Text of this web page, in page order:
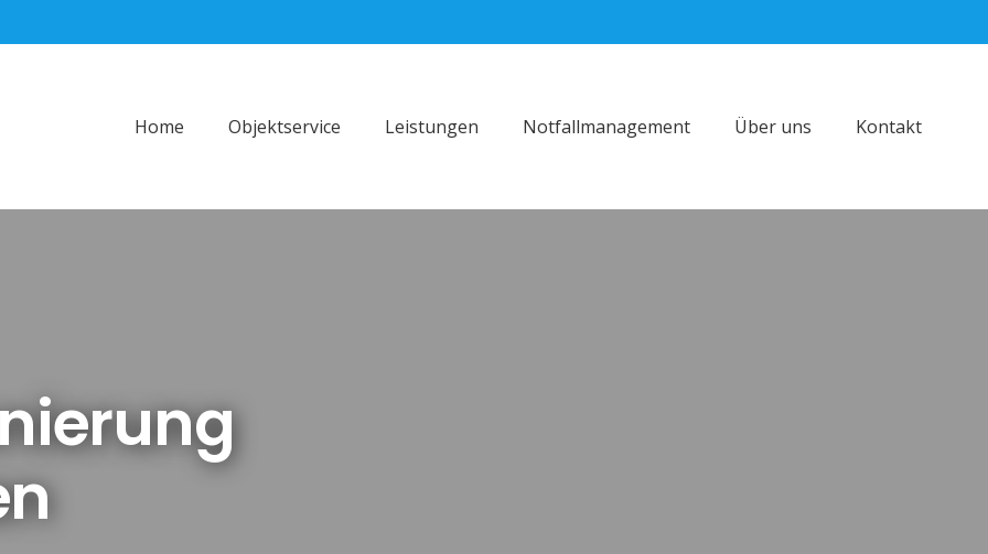
Home Objektservice Leistungen Notfallmanagement Über uns Kontakt